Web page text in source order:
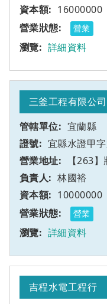
16000000
營業
詳細資料
三釜工程有限公司
宜蘭縣
宜縣水證甲
【263
林國裕
10000000
營業
詳細資料
吉程水電工程行